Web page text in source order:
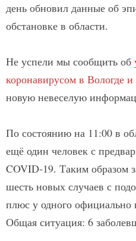
день обновил данные об
обстановке в области.
Не успели мы сообщить об
коронавирусом в Вологде
новую невеселую
По состоянию на 11:00 в
ещё один человек с
COVID-19. Таким образом
шесть новых случаев с
плюс у одного официально
Общая ситуация: 6